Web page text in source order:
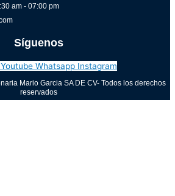
am - 07:00 pm
Síguenos
Youtube Whatsapp Instagram
Mario Garcia SA DE CV- Todos los derechos
reservados